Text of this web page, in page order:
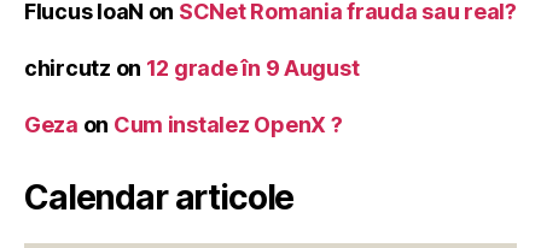
Flucus IoaN on SCNet Romania frauda sau real?
chircutz on 12 grade în 9 August
Geza on Cum instalez OpenX ?
Calendar articole